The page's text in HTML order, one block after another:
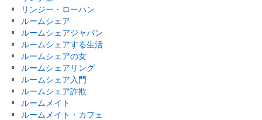
リンジー・ローハン
ルームシェア
ルームシェアジャパン
ルームシェアする生活
ルームシェアの女
ルームシェアリング
ルームシェア入門
ルームシェア詐欺
ルームメイト
ルームメイト・カフェ